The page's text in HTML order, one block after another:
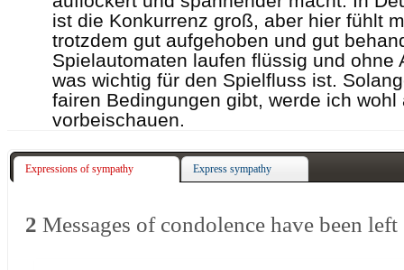
ist die Konkurrenz groß, aber hier fühlt
trotzdem gut aufgehoben und gut
Spielautomaten laufen flüssig und ohne
was wichtig für den Spielfluss ist.
fairen Bedingungen gibt, werde ich wohl
vorbeischauen.
Expressions of sympathy Express sympathy
2 Messages of condolence have been left